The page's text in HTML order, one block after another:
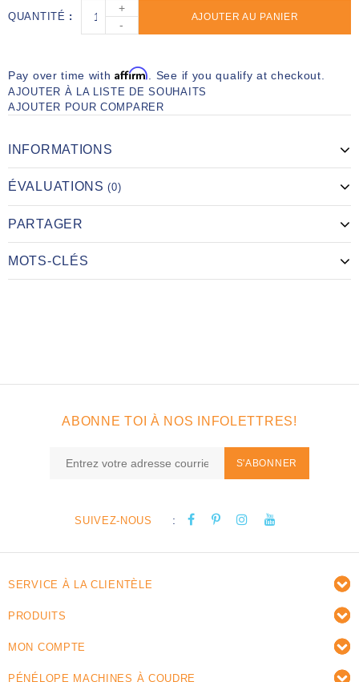
QUANTITÉ
+
-
AJOUTER AU PANIER
Pay over time withAffirm . See if you qualify at checkout.
AJOUTER À LA LISTE DE SOUHAITS
AJOUTER POUR COMPARER
INFORMATIONS
ÉVALUATIONS(0)
PARTAGER
MOTS-CLÉS
ABONNE TOI À NOS INFOLETTRES!
S'ABONNER
SUIVEZ-NOUS :
SERVICE À LA CLIENTÈLE
PRODUITS
MON COMPTE
PÉNÉLOPE MACHINES À COUDRE